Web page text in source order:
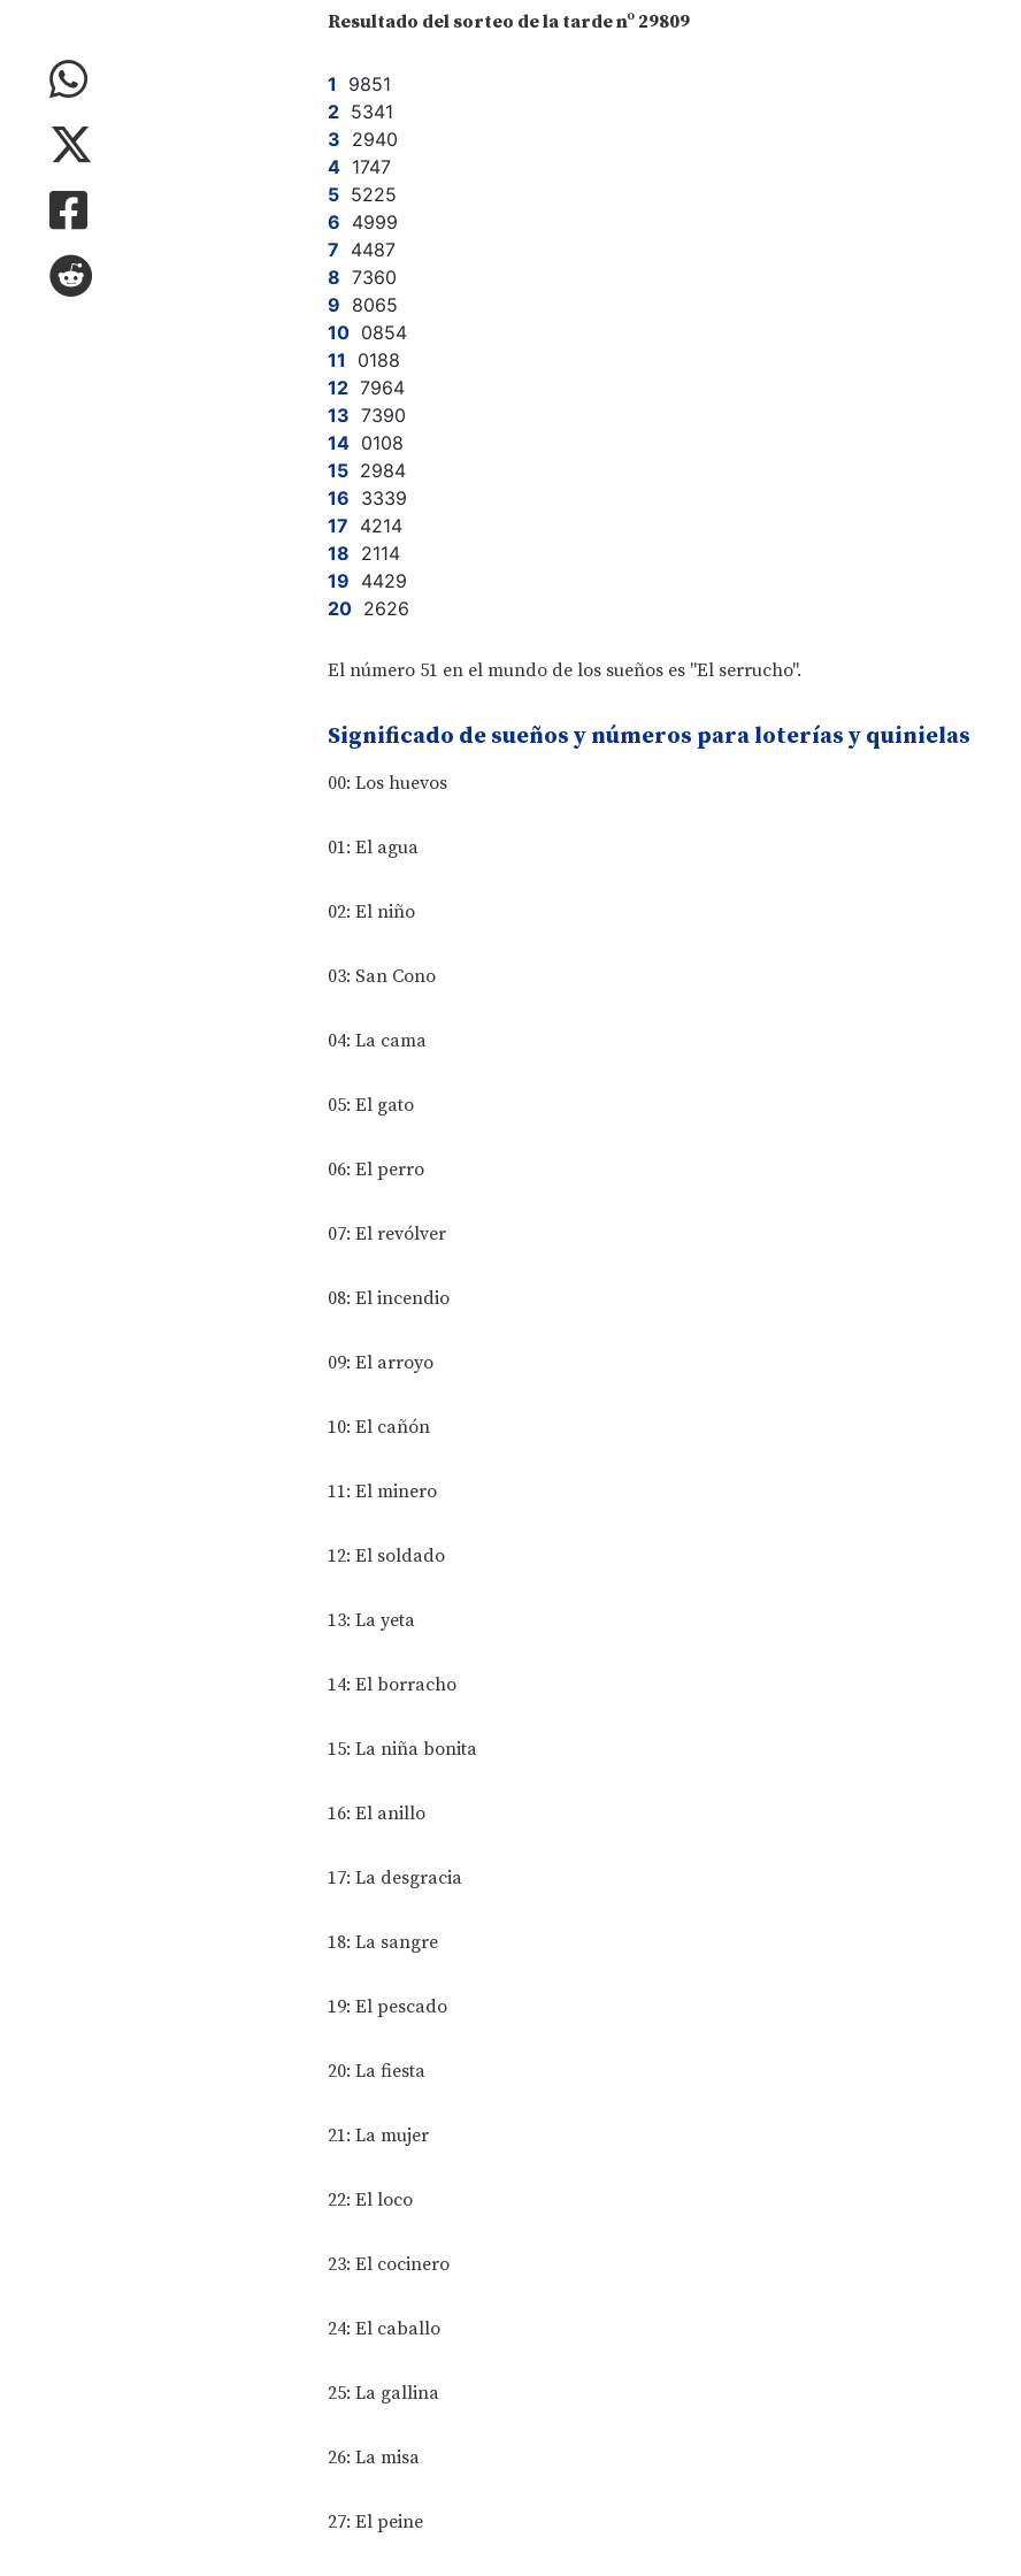
Resultado del sorteo de la tarde nº 29809
9851
5341
2940
1747
5225
4999
4487
7360
8065
0854
0188
7964
7390
0108
2984
3339
4214
2114
4429
2626
El número 51 en el mundo de los sueños es "El serrucho".
Significado de sueños y números para loterías y quinielas
00: Los huevos
01: El agua
02: El niño
03: San Cono
04: La cama
05: El gato
06: El perro
07: El revólver
08: El incendio
09: El arroyo
10: El cañón
11: El minero
12: El soldado
13: La yeta
14: El borracho
15: La niña bonita
16: El anillo
17: La desgracia
18: La sangre
19: El pescado
20: La fiesta
21: La mujer
22: El loco
23: El cocinero
24: El caballo
25: La gallina
26: La misa
27: El peine